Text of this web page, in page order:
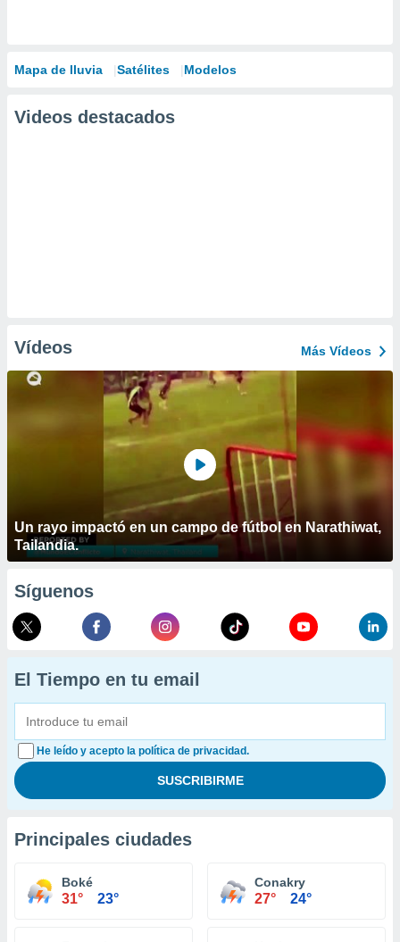
Mapa de lluvia Satélites Modelos
Videos destacados
Vídeos Más Vídeos
Un rayo impactó en un campo de fútbol en Narathiwat,
Tailandia.
Síguenos
El Tiempo en tu email
He leído y acepto la política de privacidad.
Principales ciudades
Boké
31° 23°
Conakry
27° 24°